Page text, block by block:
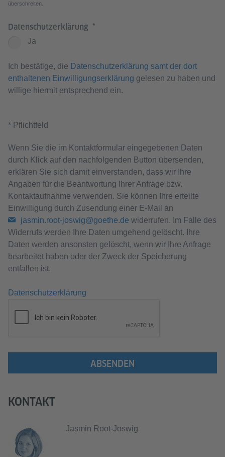
überschreiten.
Datenschutzerklärung
Ja
Ich bestätige, die Datenschutzerklärung samt der dort
enthaltenen Einwilligungserklärung gelesen zu haben und
willige hiermit entsprechend ein.
* Pflichtfeld
Wenn Sie die im Kontaktformular eingegebenen Daten
durch Klick auf den nachfolgenden Button übersenden,
erklären Sie sich damit einverstanden, dass wir Ihre
Angaben für die Beantwortung Ihrer Anfrage bzw.
Kontaktaufnahme verwenden. Sie können Ihre erteilte
Einwilligung durch Zusendung einer E-Mail an
jasmin.root-joswig@goethe.de widerrufen. Im Falle des
Widerrufs werden Ihre Daten umgehend gelöscht. Ihre
Daten werden ansonsten gelöscht, wenn wir Ihre Anfrage
bearbeitet haben oder der Zweck der Speicherung
entfallen ist.
Datenschutzerklärung
ABSENDEN
KONTAKT
Jasmin Root-Joswig